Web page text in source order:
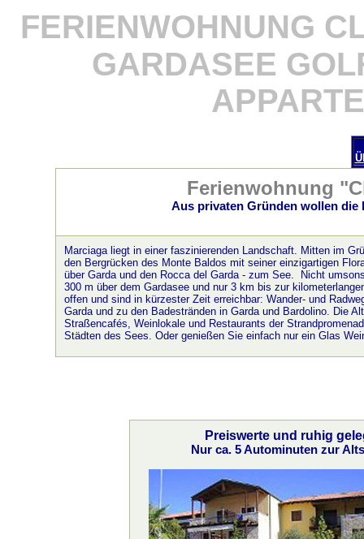
FERIENWOHNUNG
GARDASEE
Ferienwohnung
Aus privaten Gründen wollen die
Marciaga liegt in einer faszinierenden Landschaft. Mitten im
den Bergrücken des Monte Baldos mit seiner einzigartigen
über Garda und den Rocca del Garda - zum See. Nicht
300 m über dem Gardasee und nur 3 km bis zur
offen und sind in kürzester Zeit erreichbar: Wander- und
Garda und zu den Badestränden in Garda und Bardolino. Die
Straßencafés, Weinlokale und Restaurants der
Städten des Sees. Oder genießen Sie einfach nur ein Glas
Preiswerte und ruhig
Nur ca. 5 Autominuten zur